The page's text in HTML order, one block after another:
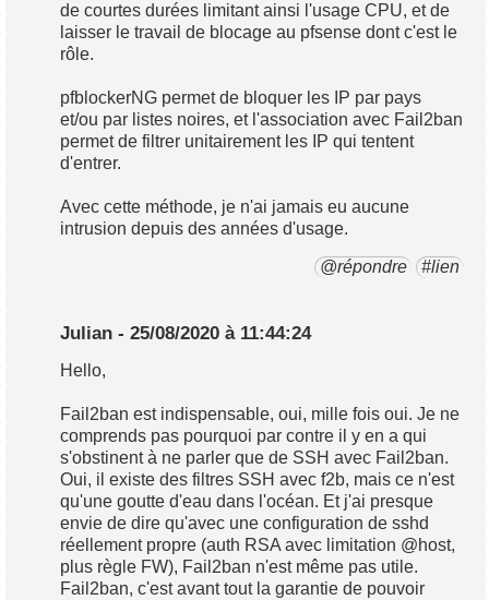
de courtes durées limitant ainsi l'usage CPU, et de
laisser le travail de blocage au pfsense dont c'est le
rôle.
pfblockerNG permet de bloquer les IP par pays
et/ou par listes noires, et l'association avec Fail2ban
permet de filtrer unitairement les IP qui tentent
d'entrer.
Avec cette méthode, je n'ai jamais eu aucune
intrusion depuis des années d'usage.
@répondre #lien
Julian - 25/08/2020 à 11:44:24
Hello,
Fail2ban est indispensable, oui, mille fois oui. Je ne
comprends pas pourquoi par contre il y en a qui
s'obstinent à ne parler que de SSH avec Fail2ban.
Oui, il existe des filtres SSH avec f2b, mais ce n'est
qu'une goutte d'eau dans l'océan. Et j'ai presque
envie de dire qu'avec une configuration de sshd
réellement propre (auth RSA avec limitation @host,
plus règle FW), Fail2ban n'est même pas utile.
Fail2ban, c'est avant tout la garantie de pouvoir